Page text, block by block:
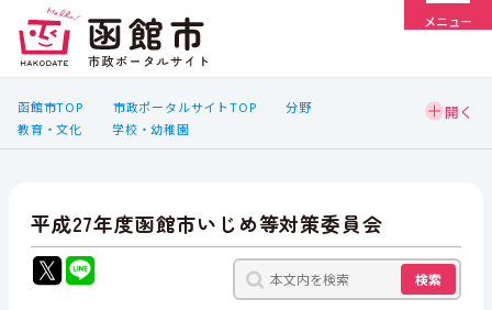
メニュー
函館市TOP 市政ポータルサイトTOP
分野
教育・文化
学校・幼稚園
平成27年度函館市いじめ等対策委員会
検索